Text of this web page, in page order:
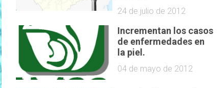
24 de julio de 2012
Incrementan los casos
de enfermedades en
la piel.
04 de mayo de 2012